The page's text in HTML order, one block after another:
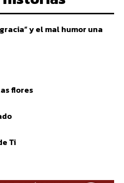
y el mal humor una
flores
Ti